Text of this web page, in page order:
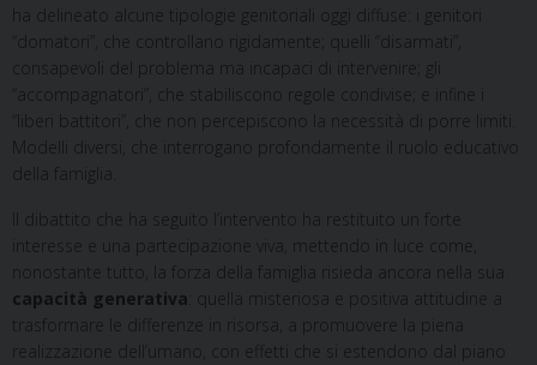
ha delineato alcune tipologie genitoriali oggi diffuse: i genitori
“domatori”, che controllano rigidamente; quelli “disarmati”,
consapevoli del problema ma incapaci di intervenire; gli
“accompagnatori”, che stabiliscono regole condivise; e infine i
“liberi battitori”, che non percepiscono la necessità di porre limiti.
Modelli diversi, che interrogano profondamente il ruolo educativo
della famiglia.
Il dibattito che ha seguito l’intervento ha restituito un forte
interesse e una partecipazione viva, mettendo in luce come,
nonostante tutto, la forza della famiglia risieda ancora nella sua
capacità generativa : quella misteriosa e positiva attitudine a
trasformare le differenze in risorsa, a promuovere la piena
realizzazione dell’umano, con effetti che si estendono dal piano